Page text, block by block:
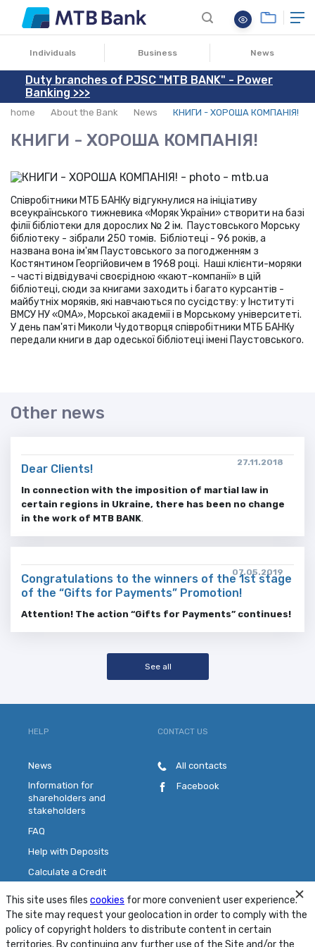
Individuals Business News
Duty branches of PJSC "MTB BANK" - Power
Banking >>>
home About the Bank News КНИГИ - ХОРОША КОМПАНІЯ!
КНИГИ - ХОРОША КОМПАНІЯ!
20.12.2018
Співробітники МТБ БАНКу відгукнулися на ініціативу
всеукраїнського тижневика «Моряк України» створити на базі
філії бібліотеки для дорослих № 2 ім. Паустовського Морську
бібліотеку - зібрали 250 томів. Бібліотеці - 96 років, а
названа вона ім'ям Паустовського за погодженням з
Костянтином Георгійовичем в 1968 році. Наші клієнти-моряки
- часті відвідувачі своєрідною «кают-компанії» в цій
бібліотеці, сюди за книгами заходить і багато курсантів -
майбутніх моряків, які навчаються по сусідству: у Інституті
ВМСУ НУ «ОМА», Морської академії і в Морському університеті.
У день пам'яті Миколи Чудотворця співробітники МТБ БАНКу
передали книги в дар одеської бібліотеці імені Паустовського.
Other news
27.11.2018
Dear Clients!
In connection with the imposition of martial law in
certain regions in Ukraine, there has been no change
in the work of MTB BANK.
07.05.2019
Congratulations to the winners of the 1st stage
of the “Gifts for Payments” Promotion!
Attention! The action “Gifts for Payments” continues!
See all
This site uses files cookies for more convenient user experience.
The site may request your geolocation in order to comply with the
policy of copyright holders to distribute content in certain
territories. By continuing any further use of the Site and/or the
HELP
News
Information for
shareholders and
stakeholders
FAQ
Help with Deposits
Calculate a Credit
Contact Us
CONTACT US
All contacts
Facebook